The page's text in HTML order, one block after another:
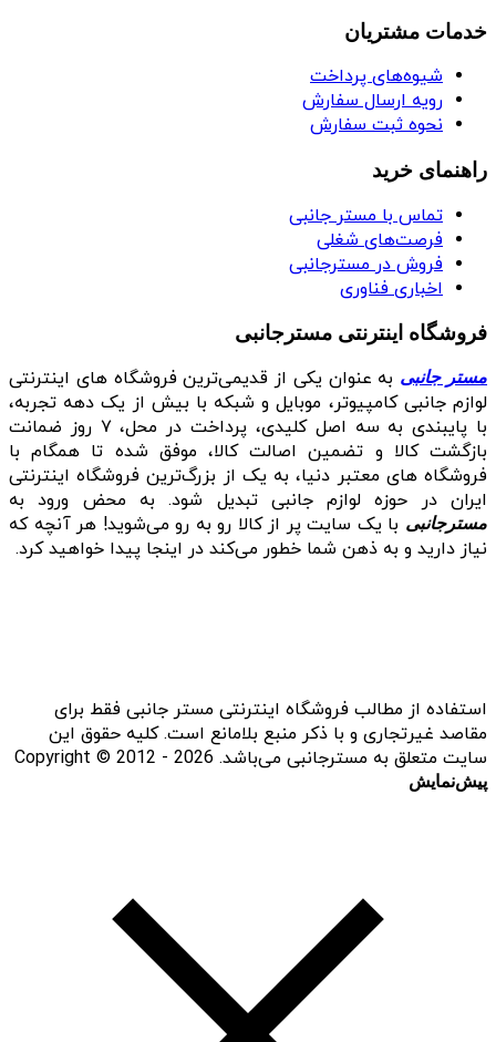
خدمات مشتریان
شیوه‌های پرداخت
رویه ارسال سفارش
نحوه ثبت سفارش
راهنمای خرید
تماس با مستر جانبی
فرصت‌های شغلی
فروش در مسترجانبی
اخباری فناوری
فروشگاه اینترنتی مسترجانبی
مستر جانبی به عنوان یکی از قدیمی‌ترین فروشگاه های اینترنتی
لوازم جانبی کامپیوتر، موبایل و شبکه با بیش از یک دهه تجربه،
با پایبندی به سه اصل کلیدی، پرداخت در محل، ۷ روز ضمانت
بازگشت کالا و تضمین اصالت کالا، موفق شده تا همگام با
فروشگاه‌ های معتبر دنیا، به یک از بزرگ‌ترین فروشگاه اینترنتی
ایران در حوزه لوازم جانبی تبدیل شود. به محض ورود به
مسترجانبی با یک سایت پر از کالا رو به رو می‌شوید! هر آنچه که
نیاز دارید و به ذهن شما خطور می‌کند در اینجا پیدا خواهید کرد.
استفاده از مطالب فروشگاه اینترنتی مستر جانبی فقط برای
مقاصد غیرتجاری و با ذکر منبع بلامانع است. کلیه حقوق این
سایت متعلق به مسترجانبی می‌باشد. Copyright © 2012 - 2026
پیش‌نمایش